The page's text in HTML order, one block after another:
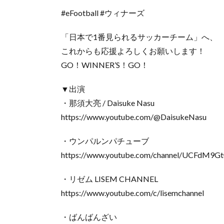
#eFootball #ウィナーズ
「日本で1番見られるサッカーチーム」へ、
これからも応援よろしくお願いします！
GO！WINNER’S！GO！
▼出演
・那須大亮 / Daisuke Nasu
https://www.youtube.com/@DaisukeNasu
・ウンパルンパチューブ
https://www.youtube.com/channel/
・リゼム LISEM CHANNEL
https://www.youtube.com/c/lisemchannel
・ばんばんざい